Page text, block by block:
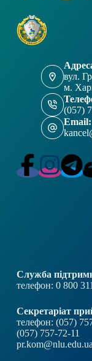
вул.
м.
(057)
Email:
Служба
телефон: 0 800
Секретаріат
телефон: (057)
(057) 757-72-11
pr.kom@nlu.edu.ua